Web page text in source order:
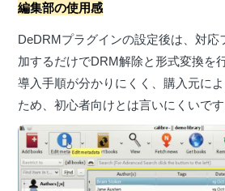
編集部の使用感
DeDRMプラグインの設定後は、対応
加するだけでDRM解除と形式変換を
導入手順が分かりにくく、購入元に
ため、初心者向けとは言いにくいです